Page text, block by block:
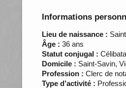
Informations
Lieu de naissance :
Âge : 36 ans
Statut conjugal :
Domicile : Saint-Savin,
Profession : Clerc de
Type d’activité :